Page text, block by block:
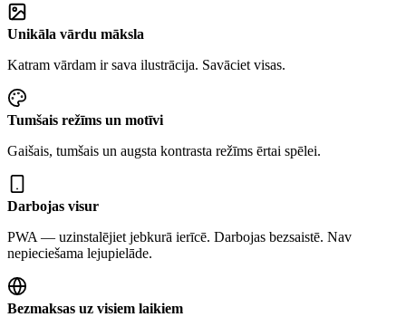
Unikāla vārdu māksla
Katram vārdam ir sava ilustrācija. Savāciet visas.
Tumšais režīms un motīvi
Gaišais, tumšais un augsta kontrasta režīms ērtai spēlei.
Darbojas visur
PWA — uzinstalējiet jebkurā ierīcē. Darbojas bezsaistē. Nav
nepieciešama lejupielāde.
Bezmaksas uz visiem laikiem